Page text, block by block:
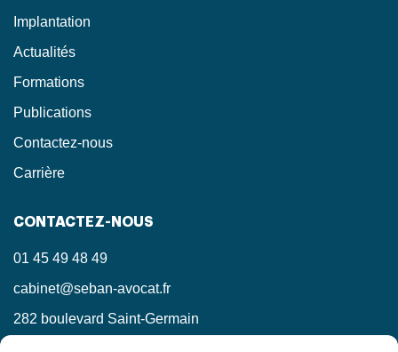
Implantation
Actualités
Formations
Publications
Contactez-nous
Carrière
CONTACTEZ-NOUS
01 45 49 48 49
cabinet@seban-avocat.fr
282 boulevard Saint-Germain